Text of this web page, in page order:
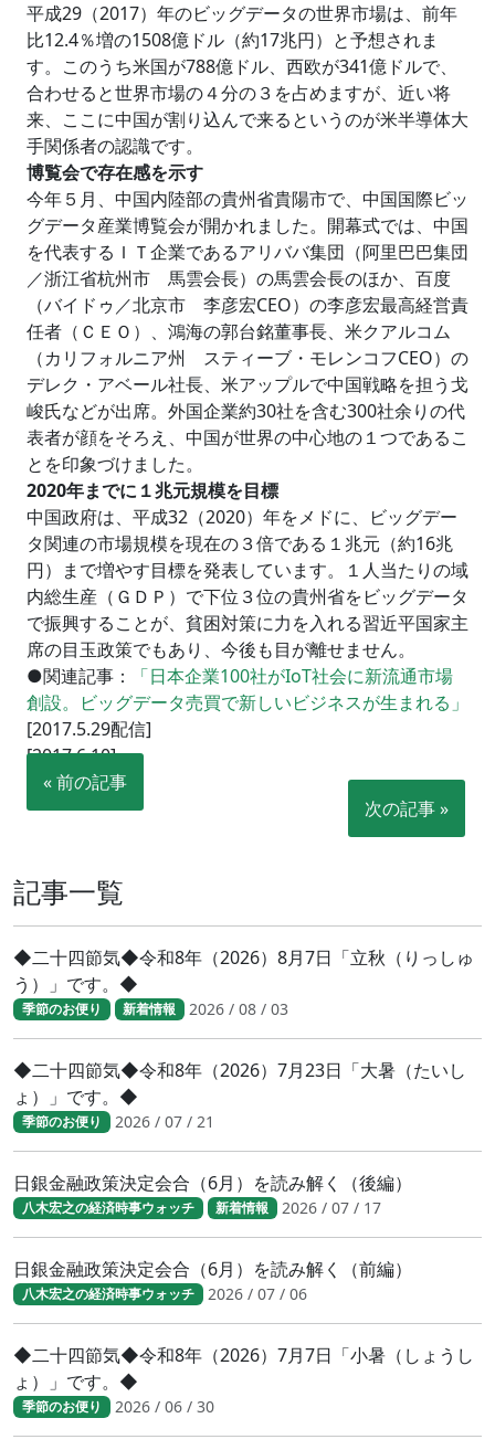
平成29（2017）年のビッグデータの世界市場は、前年
比12.4％増の1508億ドル（約17兆円）と予想されま
す。このうち米国が788億ドル、西欧が341億ドルで、
合わせると世界市場の４分の３を占めますが、近い将
来、ここに中国が割り込んで来るというのが米半導体大
手関係者の認識です。
博覧会で存在感を示す
今年５月、中国内陸部の貴州省貴陽市で、中国国際ビッ
グデータ産業博覧会が開かれました。開幕式では、中国
を代表するＩＴ企業であるアリババ集団（阿里巴巴集団
／浙江省杭州市 馬雲会長）の馬雲会長のほか、百度
（バイドゥ／北京市 李彦宏CEO）の李彦宏最高経営責
任者（ＣＥＯ）、鴻海の郭台銘董事長、米クアルコム
（カリフォルニア州 スティーブ・モレンコフCEO）の
デレク・アベール社長、米アップルで中国戦略を担う戈
峻氏などが出席。外国企業約30社を含む300社余りの代
表者が顔をそろえ、中国が世界の中心地の１つであるこ
とを印象づけました。
2020年までに１兆元規模を目標
中国政府は、平成32（2020）年をメドに、ビッグデー
タ関連の市場規模を現在の３倍である１兆元（約16兆
円）まで増やす目標を発表しています。１人当たりの域
内総生産（ＧＤＰ）で下位３位の貴州省をビッグデータ
で振興することが、貧困対策に力を入れる習近平国家主
席の目玉政策でもあり、今後も目が離せません。
●関連記事：
「日本企業100社がIoT社会に新流通市場
創設。ビッグデータ売買で新しいビジネスが生まれる」
[2017.5.29配信]
[2017.6.10]
« 前の記事
次の記事 »
記事一覧
◆二十四節気◆令和8年（2026）8月7日「立秋（りっしゅ
う）」です。◆
季節のお便り 新着情報 2026 / 08 / 03
◆二十四節気◆令和8年（2026）7月23日「大暑（たいし
ょ）」です。◆
季節のお便り 2026 / 07 / 21
日銀金融政策決定会合（6月）を読み解く（後編）
八木宏之の経済時事ウォッチ 新着情報 2026 / 07 / 17
日銀金融政策決定会合（6月）を読み解く（前編）
八木宏之の経済時事ウォッチ 2026 / 07 / 06
◆二十四節気◆令和8年（2026）7月7日「小暑（しょうし
ょ）」です。◆
季節のお便り 2026 / 06 / 30